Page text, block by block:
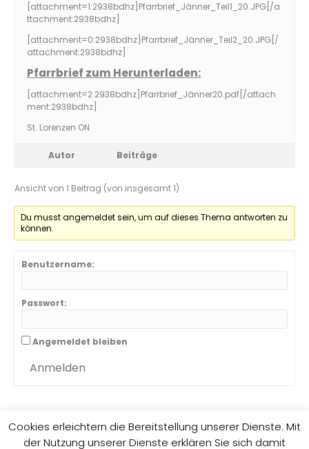
[attachment=1:2938bdhz] Pfarrbrief_Jänner_Teil1_20.JPG [/a
ttachment:2938bdhz]
[attachment=0:2938bdhz] Pfarrbrief_Jänner_Teil2_20.JPG [/
attachment:2938bdhz]
Pfarrbrief zum Herunterladen:
[attachment=2:2938bdhz] Pfarrbrief_Jänner20.pdf [/attach
ment:2938bdhz]
St. Lorenzen ON
Autor Beiträge
Ansicht von 1 Beitrag (von insgesamt 1)
Du musst angemeldet sein, um auf dieses Thema antworten zu
können.
Benutzername:
Passwort:
Angemeldet bleiben
Anmelden
Impressum Datenschutzrichtlinie
Cookies erleichtern die Bereitstellung unserer Dienste. Mit
der Nutzung unserer Dienste erklären Sie sich damit